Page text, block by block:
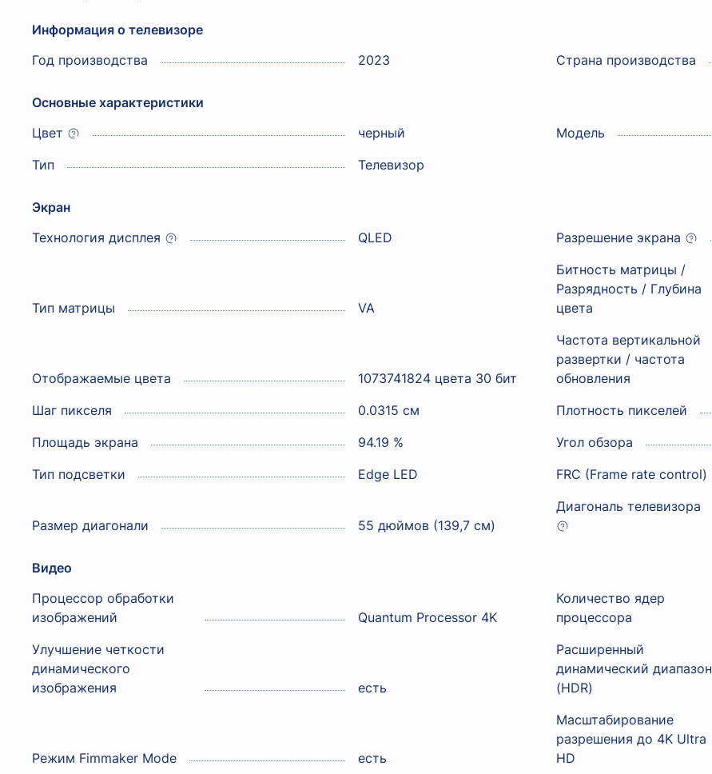
Информация о телевизоре
Год производства
2023 Страна производства
Основные характеристики
Цвет
черный Модель
Тип
Телевизор
Экран
Технология дисплея
QLED Разрешение экрана
Тип матрицы VA
Битность матрицы /
Разрядность / Глубина
цвета
Отображаемые цвета 1073741824 цвета 30 бит
Частота вертикальной
развертки / частота
обновления
Шаг пикселя
0.0315 см Плотность пикселей
Площадь экрана
94.19 % Угол обзора
Тип подсветки
Edge LED FRC (Frame rate control)
Размер диагонали 55 дюймов (139,7 см)
Диагональ телевизора
Видео
Процессор обработки
изображений
Quantum Processor 4K
Количество ядер
процессора
Улучшение четкости
динамического
изображения
есть
Расширенный
динамический диапазон
(HDR)
Режим Fimmaker Mode есть
Масштабирование
разрешения до 4K Ultra
HD